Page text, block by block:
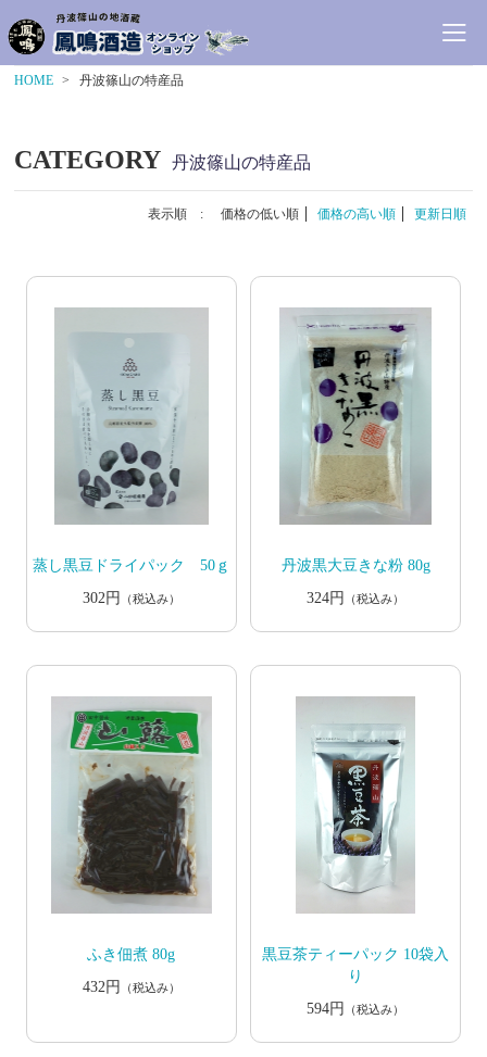
HOME 丹波篠山の特産品
CATEGORY 丹波篠山の特産品
表示順 : 価格の低い順 価格の高い順 更新日順
蒸し黒豆ドライパック 50ｇ
302円
（税込み）
丹波黒大豆きな粉 80g
324円
（税込み）
ふき佃煮 80g
432円
（税込み）
黒豆茶ティーパック 10袋入
り
594円
（税込み）